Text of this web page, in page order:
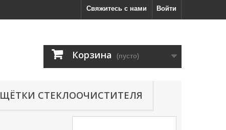
Войти
Свяжитесь с нами
Корзина (пусто)
ЩЁТКИ СТЕКЛООЧИСТИТЕЛЯ